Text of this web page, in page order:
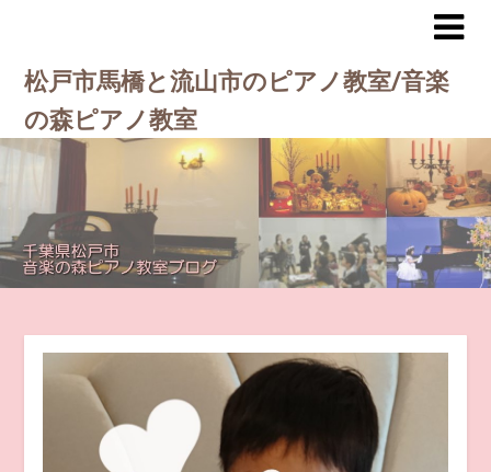
松戸市馬橋と流山市のピアノ教室/音楽
の森ピアノ教室